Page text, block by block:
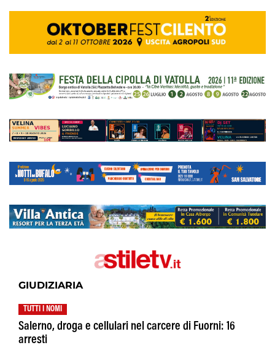
GIUDIZIARIA
TUTTI I NOMI
Salerno, droga e cellulari nel carcere di Fuorni: 16
arresti